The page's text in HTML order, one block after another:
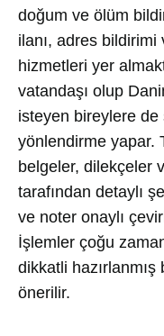
doğum ve ölüm
ilanı, adres
hizmetleri yer
vatandaşı olup
isteyen bireylere de
yönlendirme yapar.
belgeler, dilekçeler
tarafından detaylı
ve noter onaylı
İşlemler çoğu
dikkatli hazırlanmış
önerilir.